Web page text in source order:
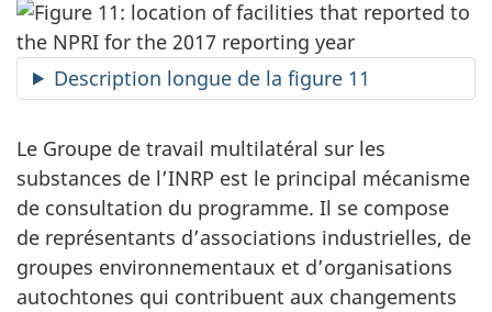
Description longue de la figure 11
Le Groupe de travail multilatéral sur les
substances de l’INRP est le principal mécanisme
de consultation du programme. Il se compose
de représentants d’associations industrielles, de
groupes environnementaux et d’organisations
autochtones qui contribuent aux changements